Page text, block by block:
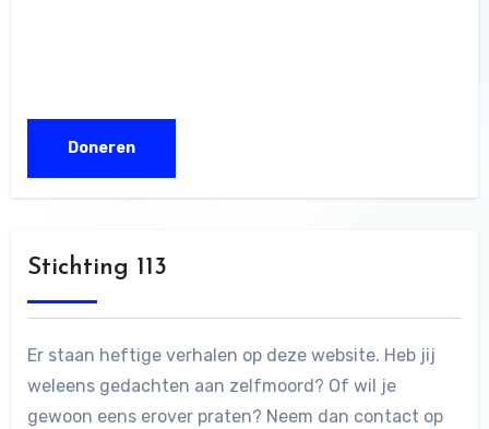
Stichting 113
Er staan heftige verhalen op deze website. Heb jij
weleens gedachten aan zelfmoord? Of wil je
gewoon eens erover praten? Neem dan contact op